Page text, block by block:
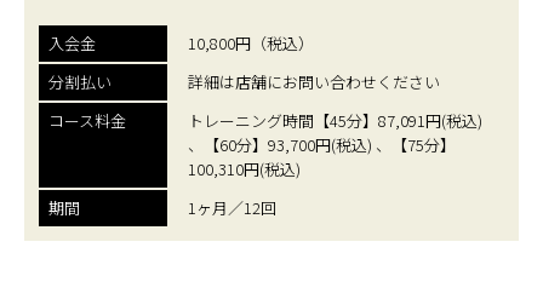
入会金
10,800円（税込）
分割払い
詳細は店舗にお問い合わせください
コース料金
トレーニング時間【45分】87,091円(税込)
、【60分】93,700円(税込) 、【75分】
100,310円(税込)
期間
1ヶ月／12回